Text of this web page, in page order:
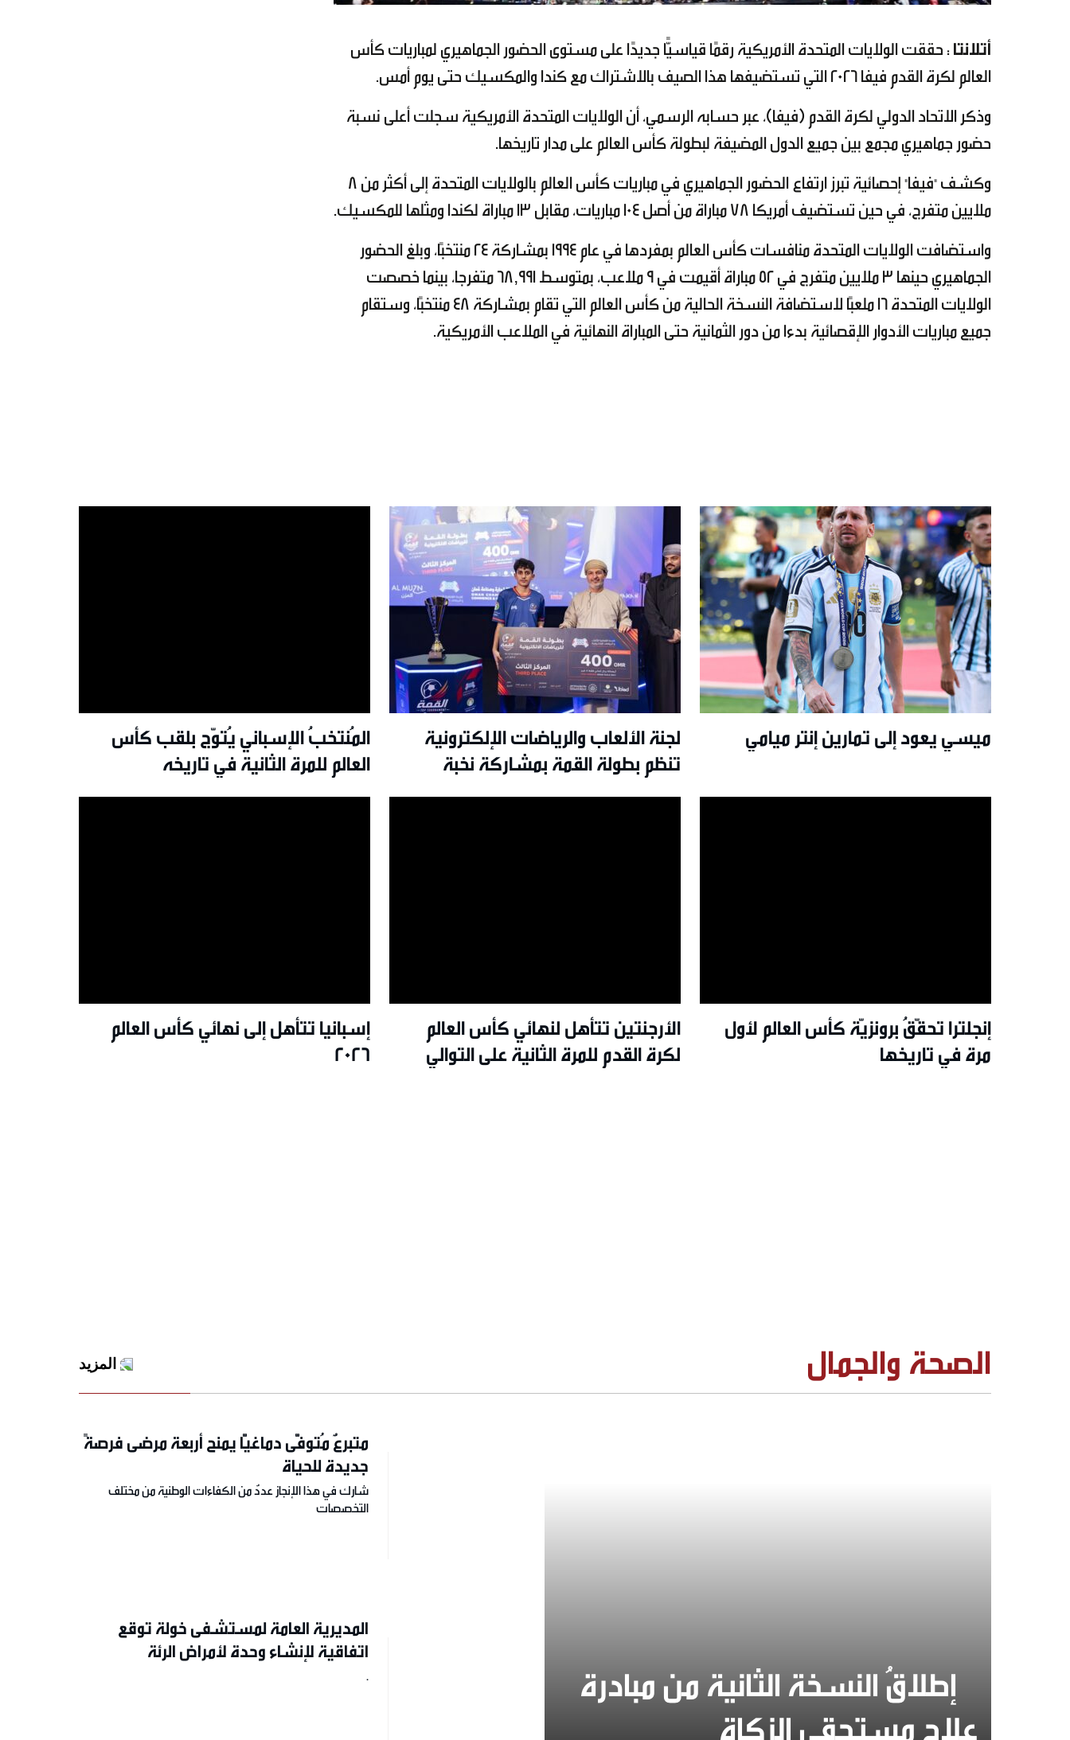
أتلانتا : حققت الولايات المتحدة الأمريكية رقمًا قياسيًّا جديدًا على مستوى الحضور الجماهيري لمباريات كأس
العالم لكرة القدم فيفا 2026 التي تستضيفها هذا الصيف بالاشتراك مع كندا والمكسيك حتى يوم أمس.
وذكر الاتحاد الدولي لكرة القدم (فيفا)، عبر حسابه الرسمي، أن الولايات المتحدة الأمريكية سجلت أعلى نسبة
حضور جماهيري مجمع بين جميع الدول المضيفة لبطولة كأس العالم على مدار تاريخها.
وكشف "فيفا" إحصائية تبرز ارتفاع الحضور الجماهيري في مباريات كأس العالم بالولايات المتحدة إلى أكثر من 8
ملايين متفرج، في حين تستضيف أمريكا 78 مباراة من أصل 104 مباريات، مقابل 13 مباراة لكندا ومثلها للمكسيك.
واستضافت الولايات المتحدة منافسات كأس العالم بمفردها في عام 1994 بمشاركة 24 منتخبًا، وبلغ الحضور
الجماهيري حينها 3 ملايين متفرج في 52 مباراة أقيمت في 9 ملاعب، بمتوسط 68,991 متفرجا، بينما خصصت
الولايات المتحدة 16 ملعبًا لاستضافة النسخة الحالية من كأس العالم التي تقام بمشاركة 48 منتخبًا، وستقام
جميع مباريات الأدوار الإقصائية بدءا من دور الثمانية حتى المباراة النهائية في الملاعب الأمريكية.
ميسي يعود إلى تمارين إنتر ميامي
لجنة الألعاب والرياضات الإلكترونية
تنظم بطولة القمة بمشاركة نخبة
المُنتخبُ الإسباني يُتوّج بلقب كأس
العالم للمرة الثانية في تاريخه
إنجلترا تحقّقُ برونزيّة كأس العالم لأول
مرة في تاريخها
الأرجنتين تتأهل لنهائي كأس العالم
لكرة القدم للمرة الثانية على التوالي
إسبانيا تتأهل إلى نهائي كأس العالم
2026
الصحة والجمال المزيد
إطلاقُ النسخة الثانية من مبادرة
علاج مستحقي الزكاة
متبرعٌ مُتوفًّى دماغيًّا يمنح أربعة مرضى فرصةً
جديدة للحياة
شارك في هذا الإنجاز عددٌ من الكفاءات الوطنية من مختلف
التخصصات
المديرية العامة لمستشفى خولة توقع
اتفاقية لإنشاء وحدة لأمراض الرئة
.